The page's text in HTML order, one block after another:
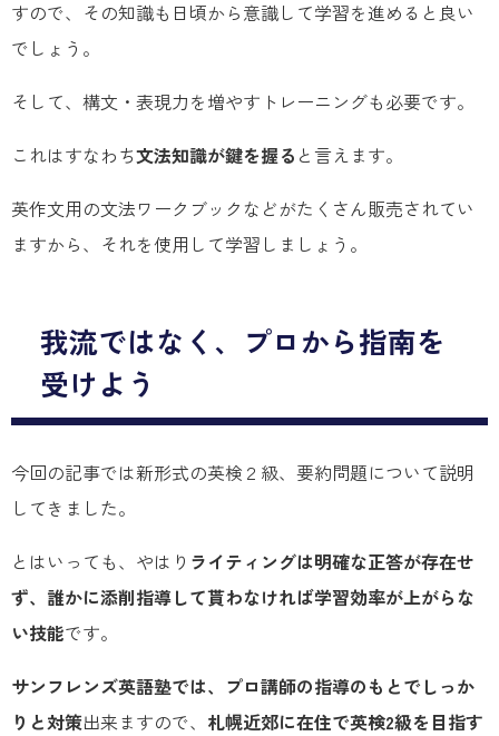
すので、その知識も日頃から意識して学習を進めると良い
でしょう。
そして、構文・表現力を増やすトレーニングも必要です。
これはすなわち文法知識が鍵を握る と言えます。
英作文用の文法ワークブックなどがたくさん販売されてい
ますから、それを使用して学習しましょう。
我流ではなく、プロから指南を
受けよう
今回の記事では新形式の英検２級、要約問題について説明
してきました。
とはいっても、やはり ライティングは明確な正答が存在せ
ず、誰かに添削指導して貰わなければ学習効率が上がらな
い技能です。
サンフレンズ英語塾では、プロ講師の指導のもとでしっか
りと対策出来ますので、 札幌近郊に在住で英検2級を目指す